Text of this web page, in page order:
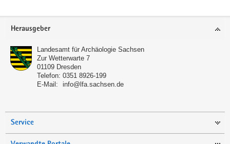
Footer-
Herausgeber
Landesamt für Archäologie Sachsen
Zur Wetterwarte 7
01109 Dresden
Telefon: 0351 8926-199
E-Mail:
info@lfa.sachsen.de
Service